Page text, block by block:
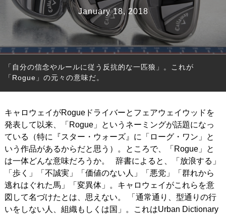
January 18, 2018
「自分の信念やルールに従う反抗的な一匹狼」。これが
「Rogue」の元々の意味だ。
キャロウェイがRogueドライバーとフェアウェイウッドを
発表して以来、「Rogue」というネーミングが話題になっ
ている（特に『スター・ウォーズ』に「ローグ・ワン」と
いう作品があるからだと思う）。ところで、「Rogue」と
は一体どんな意味だろうか。 辞書によると、「放浪する」
「歩く」「不誠実」「価値のない人」「悪党」「群れから
逃れはぐれた馬」「変異体」。キャロウェイがこれらを意
図して名づけたとは、思えない。 「通常通り、型通りの行
いをしない人、組織もしくは国」。これはUrban Dictionary
Golf News ゴルフニュース
REVIEWS 製品レビュー
DRIVERS ドライバー
FAIRWAY WOODS フェアウェイウッド
HYBRIDS ハイブリッド
IRONS アイアン
WEDGES ウェッジ
PUTTERS パター
OTHER その他
Editor’s Picks 編集部のおすすめ